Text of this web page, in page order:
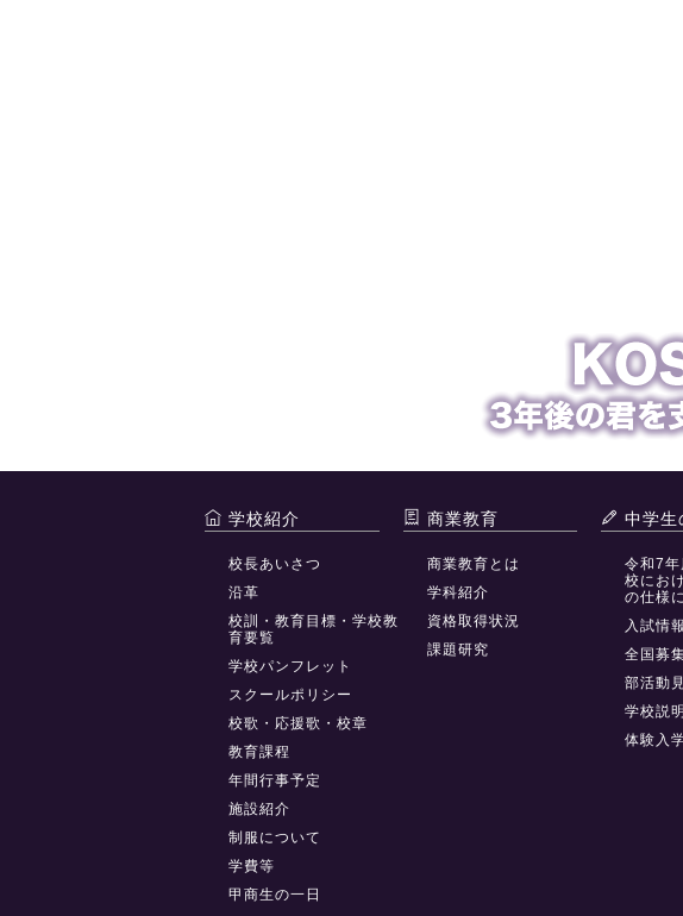
学校紹介
校長あいさつ
沿革
校訓・教育目標・学校教
育要覧
学校パンフレット
スクールポリシー
校歌・応援歌・校章
教育課程
年間行事予定
施設紹介
制服について
学費等
甲商生の一日
商業教育
商業教育とは
学科紹介
資格取得状況
課題研究
中学生
令和7
校にお
の仕様
入試情報
全国募
部活動
学校説
体験入